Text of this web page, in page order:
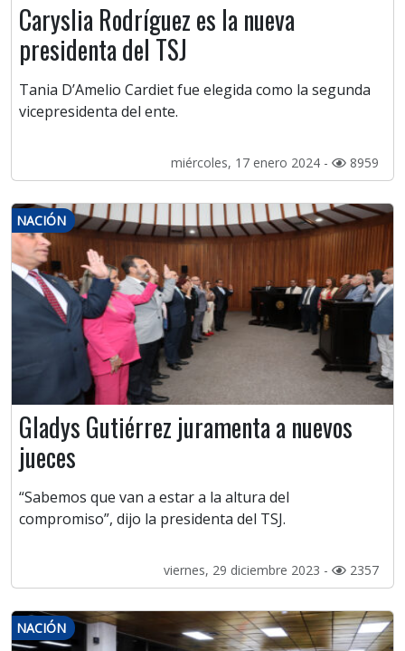
Caryslia Rodríguez es la nueva
presidenta del TSJ
Tania D’Amelio Cardiet fue elegida como la segunda
vicepresidenta del ente.
miércoles, 17 enero 2024 - 8959
NACIÓN
Gladys Gutiérrez juramenta a nuevos
jueces
“Sabemos que van a estar a la altura del
compromiso”, dijo la presidenta del TSJ.
viernes, 29 diciembre 2023 - 2357
NACIÓN